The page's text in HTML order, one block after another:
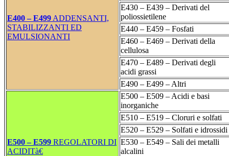
E400 – E499 ADDENSANTI,
STABILIZZANTI ED
EMULSIONANTI
E430 – E439 – Derivati del
poliossietilene
E440 – E459 – Fosfati
E460 – E469 – Derivati della
cellulosa
E470 – E489 – Derivati degli
acidi grassi
E490 – E499 – Altri
E500 – E599 REGOLATORI DI
ACIDITà€
E500 – E509 – Acidi e basi
inorganiche
E510 – E519 – Cloruri e solfati
E520 – E529 – Solfati e idrossidi
E530 – E549 – Sali dei metalli
alcalini